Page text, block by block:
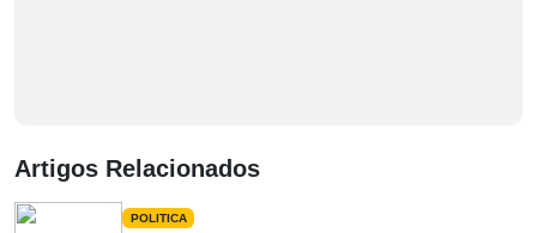
Artigos Relacionados
POLITICA